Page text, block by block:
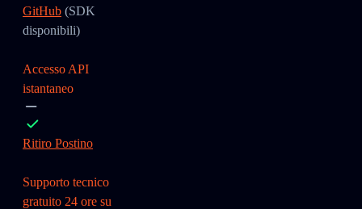
GitHub (SDK
disponibili)
Accesso API
istantaneo
Ritiro Postino
Supporto tecnico
gratuito 24 ore su